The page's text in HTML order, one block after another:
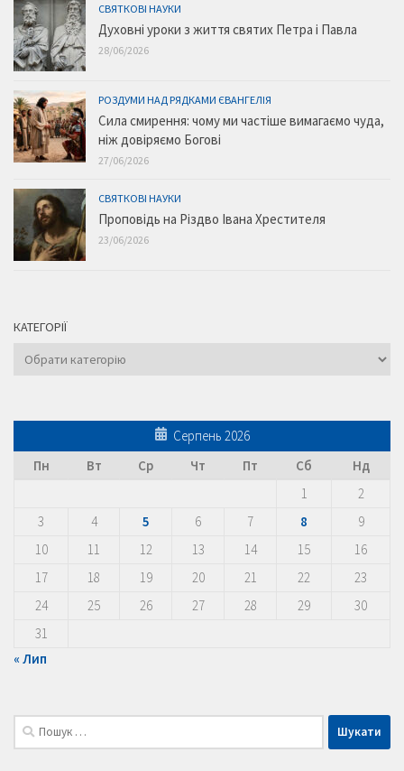
СВЯТКОВІ НАУКИ
Духовні уроки з життя святих Петра і Павла
28/06/2026
РОЗДУМИ НАД РЯДКАМИ ЄВАНГЕЛІЯ
Сила смирення: чому ми частіше вимагаємо чуда,
ніж довіряємо Богові
27/06/2026
СВЯТКОВІ НАУКИ
Проповідь на Різдво Івана Хрестителя
23/06/2026
КАТЕГОРІЇ
Категорії
Серпень 2026
Пн
Вт Ср Чт Пт Сб
Нд
1
2
3
4 5 6 7 8
9
10
11 12 13 14 15
16
17
18 19 20 21 22
23
24
25 26 27 28 29
30
31
« Лип
Пошук: